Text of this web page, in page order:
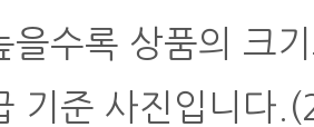
을수록 상품의 크
기준 사진입니다